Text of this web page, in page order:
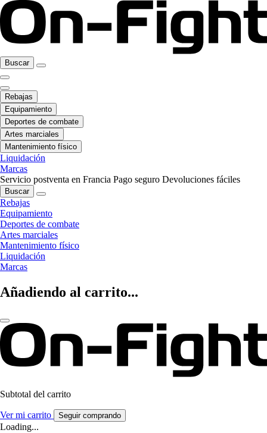
Buscar
Rebajas
Equipamiento
Deportes de combate
Artes marciales
Mantenimiento físico
Liquidación
Marcas
Servicio postventa en Francia Pago seguro Devoluciones fáciles
Buscar
Rebajas
Equipamiento
Deportes de combate
Artes marciales
Mantenimiento físico
Liquidación
Marcas
Añadiendo al carrito...
Subtotal del carrito
Ver mi carrito Seguir comprando
Loading...